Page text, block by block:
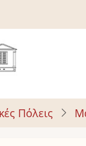
Πόλεις